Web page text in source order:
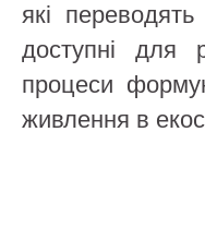
які
доступні для
процеси
живлення в